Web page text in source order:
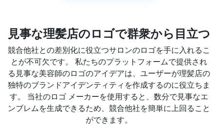
見事な理髪店のロゴで群衆から目立つ
競合他社との差別化に役立つサロンのロゴを手に入れるこ
とが不可欠です。 私たちのプラットフォームで提供され
る見事な美容師のロゴのアイデアは、ユーザーが理髪店の
独特のブランドアイデンティティを作成するのに役立ちま
す。 当社のロゴ メーカーを使用すると、数分で見事なエ
ンブレムを生成できるため、競合他社を簡単に上回ること
ができます。